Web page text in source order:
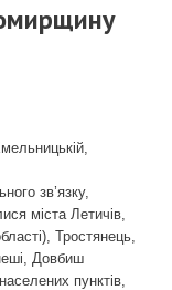
зв’язку,
міста Летичів,
Тростянець,
Довбиш
пунктів,